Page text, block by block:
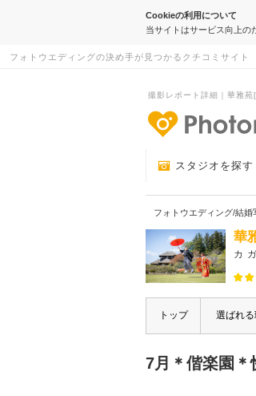
Cookieの利用について
当サイトはサービス向上の
フォトウエディングの決め手が見つかるクチコミサイト
撮影レポート詳細｜華雅
スタジオを探す
フォトウエディング/結婚
華
カ
トップ 選ばれる
7月＊偕楽園＊